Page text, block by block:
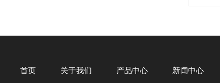
首页 关于我们 产品中心 新闻中心